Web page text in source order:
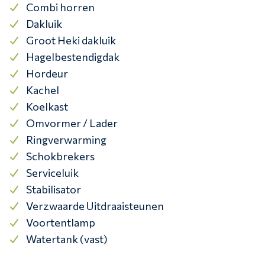
Combi horren
Dakluik
Groot Heki dakluik
Hagelbestendigdak
Hordeur
Kachel
Koelkast
Omvormer / Lader
Ringverwarming
Schokbrekers
Serviceluik
Stabilisator
Verzwaarde Uitdraaisteunen
Voortentlamp
Watertank (vast)